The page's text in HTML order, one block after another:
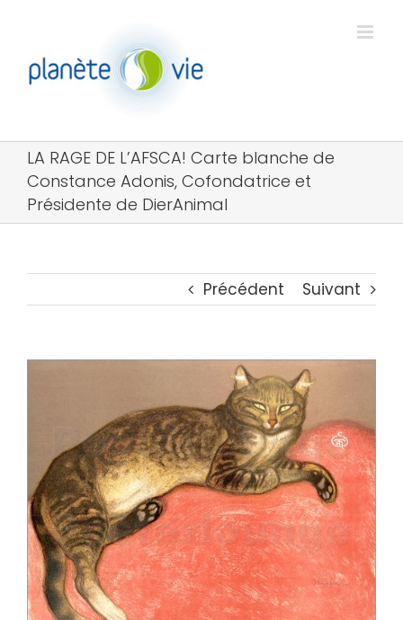
contenu
LA RAGE DE L’AFSCA! Carte blanche de
Constance Adonis, Cofondatrice et
Présidente de DierAnimal
Précédent Suivant